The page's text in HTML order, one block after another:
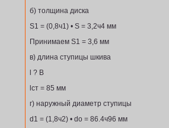
б) толщина диска
S1 = (0,8ч1) • S = 3,2ч4 мм
Принимаем S1 = 3,6 мм
в) длина ступицы шкива
l ? В
lст = 85 мм
г) наружный диаметр ступицы
d1 = (1,8ч2) • do = 86.4ч96 мм